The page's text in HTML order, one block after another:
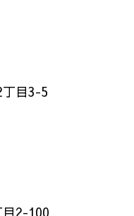
目3-5
2-100